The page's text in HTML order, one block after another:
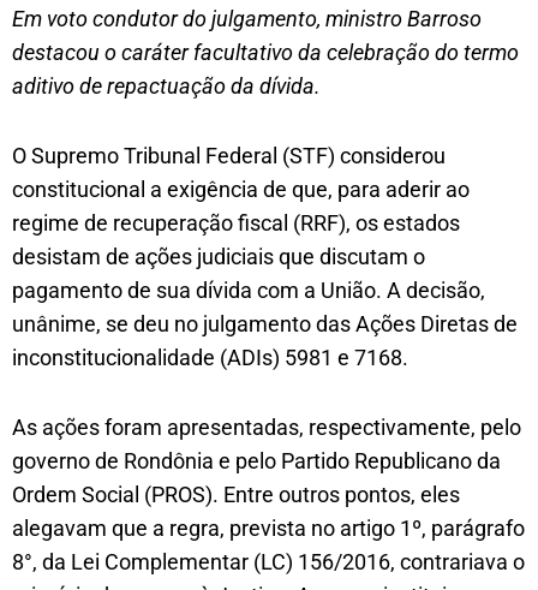
Em voto condutor do julgamento, ministro Barroso
destacou o caráter facultativo da celebração do termo
aditivo de repactuação da dívida.
O Supremo Tribunal Federal (STF) considerou
constitucional a exigência de que, para aderir ao
regime de recuperação fiscal (RRF), os estados
desistam de ações judiciais que discutam o
pagamento de sua dívida com a União. A decisão,
unânime, se deu no julgamento das Ações Diretas de
inconstitucionalidade (ADIs) 5981 e 7168.
As ações foram apresentadas, respectivamente, pelo
governo de Rondônia e pelo Partido Republicano da
Ordem Social (PROS). Entre outros pontos, eles
alegavam que a regra, prevista no artigo 1º, parágrafo
8°, da Lei Complementar (LC) 156/2016, contrariava o